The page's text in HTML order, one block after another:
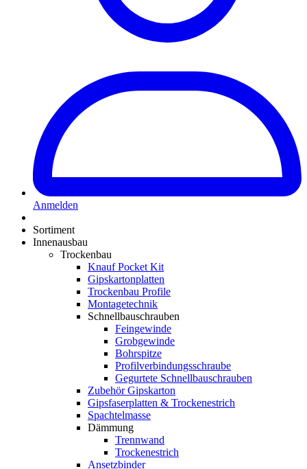
Anmelden
Sortiment
Innenausbau
Trockenbau
Knauf Pocket Kit
Gipskartonplatten
Trockenbau Profile
Montagetechnik
Schnellbauschrauben
Feingewinde
Grobgewinde
Bohrspitze
Profilverbindungsschraube
Gegurtete Schnellbauschrauben
Zubehör Gipskarton
Gipsfaserplatten & Trockenestrich
Spachtelmasse
Dämmung
Trennwand
Trockenestrich
Ansetzbinder